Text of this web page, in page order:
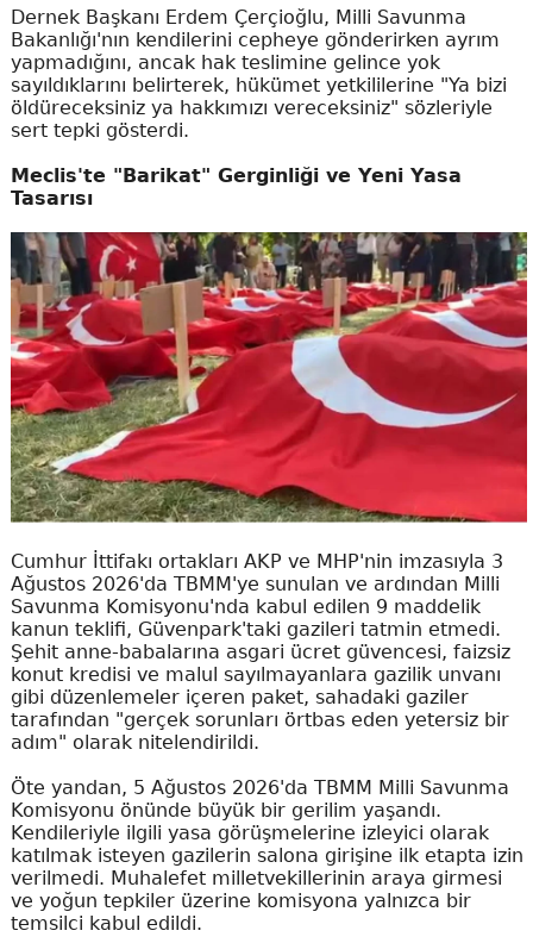
Dernek Başkanı Erdem Çerçioğlu, Milli Savunma
Bakanlığı'nın kendilerini cepheye gönderirken ayrım
yapmadığını, ancak hak teslimine gelince yok
sayıldıklarını belirterek, hükümet yetkililerine "Ya bizi
öldüreceksiniz ya hakkımızı vereceksiniz" sözleriyle
sert tepki gösterdi.
Meclis'te "Barikat" Gerginliği ve Yeni Yasa
Tasarısı
Cumhur İttifakı ortakları AKP ve MHP'nin imzasıyla 3
Ağustos 2026'da TBMM'ye sunulan ve ardından Milli
Savunma Komisyonu'nda kabul edilen 9 maddelik
kanun teklifi, Güvenpark'taki gazileri tatmin etmedi.
Şehit anne-babalarına asgari ücret güvencesi, faizsiz
konut kredisi ve malul sayılmayanlara gazilik unvanı
gibi düzenlemeler içeren paket, sahadaki gaziler
tarafından "gerçek sorunları örtbas eden yetersiz bir
adım" olarak nitelendirildi.
Öte yandan, 5 Ağustos 2026'da TBMM Milli Savunma
Komisyonu önünde büyük bir gerilim yaşandı.
Kendileriyle ilgili yasa görüşmelerine izleyici olarak
katılmak isteyen gazilerin salona girişine ilk etapta izin
verilmedi. Muhalefet milletvekillerinin araya girmesi
ve yoğun tepkiler üzerine komisyona yalnızca bir
temsilci kabul edildi.